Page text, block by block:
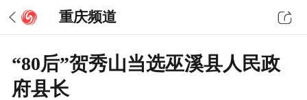
重庆频道
“80后”贺秀山当选巫溪县人民政
府县长